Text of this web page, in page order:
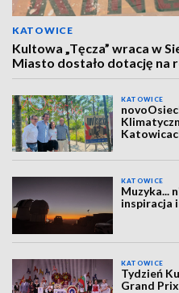
KATOWICE
Kultowa „Tęcza” wraca w
Miasto dostało dotację na
KATOWICE
KATOWICE
Muzyka...
inspiracja
KATOWICE
Tydzień
Grand